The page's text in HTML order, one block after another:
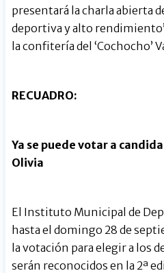
presentará la charla abierta
deportiva y alto
la confitería del ‘Cochocho’
RECUADRO:
Ya se puede votar a
Olivia
El Instituto Municipal de
hasta el domingo 28 de
la votación para elegir a los
serán reconocidos en la 2ª